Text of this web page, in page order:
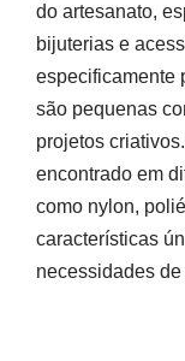
do artesanato,
bijuterias e
especificamente
são pequenas
projetos
encontrado em
como nylon,
características
necessidades de